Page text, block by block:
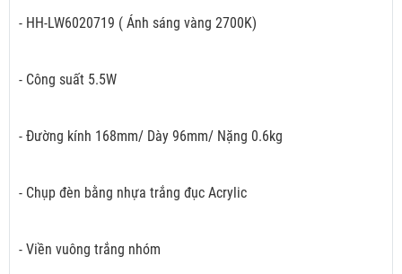
- HH-LW6020719 ( Ánh sáng vàng 2700K)
- Công suất 5.5W
- Đường kính 168mm/ Dày 96mm/ Nặng 0.6kg
- Chụp đèn bằng nhựa trắng đục Acrylic
- Viền vuông trắng nhóm